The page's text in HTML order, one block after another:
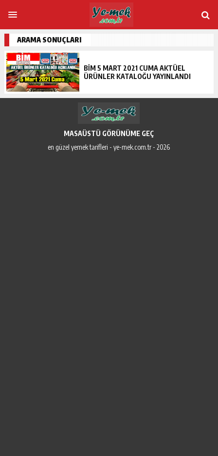
ARAMA SONUÇLARI
BİM 5 MART 2021 CUMA AKTÜEL
ÜRÜNLER KATALOĞU YAYINLANDI
MASAÜSTÜ GÖRÜNÜME GEÇ
en güzel yemek tarifleri - ye-mek.com.tr - 2026